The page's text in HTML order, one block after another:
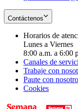
Contáctenos
Horarios de
Lunes a Viernes
8:00 a.m. a 6:00
Canales de
Trabaje con
Paute con
Cookies